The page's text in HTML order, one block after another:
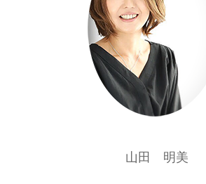
山田 明美